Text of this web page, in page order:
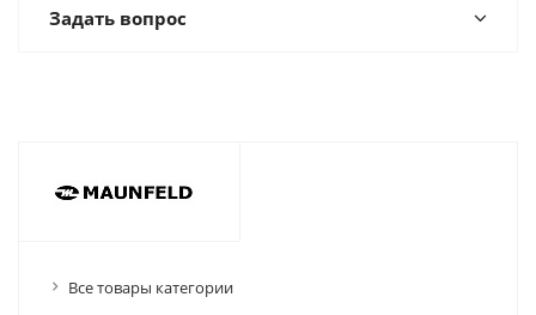
Задать вопрос
Все товары категории